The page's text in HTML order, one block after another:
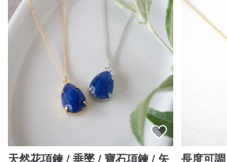
天然花項鍊 / 垂墜 / 寶石項鍊 / 矢
長度可